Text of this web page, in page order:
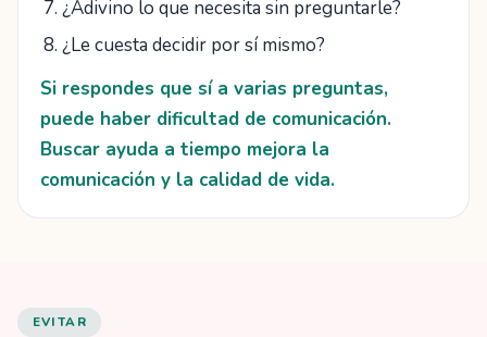
¿Adivino lo que necesita sin preguntarle?
¿Le cuesta decidir por sí mismo?
Si respondes que sí a varias preguntas,
puede haber dificultad de comunicación.
Buscar ayuda a tiempo mejora la
comunicación y la calidad de vida.
EVITAR